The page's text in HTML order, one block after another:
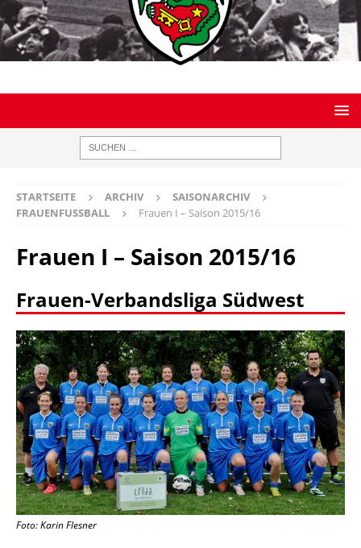
STARTSEITE ARCHIV
SAISONARCHIV
FRAUENFUSSBALL
Frauen I – Saison 2015/16
Frauen I – Saison 2015/16
Frauen-Verbandsliga Südwest
Foto: Karin Flesner